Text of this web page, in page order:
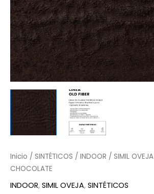
Inicio / SINTÉTICOS / INDOOR / SIMIL OVEJA
CHOCOLATE
INDOOR, SIMIL OVEJA, SINTÉTICOS